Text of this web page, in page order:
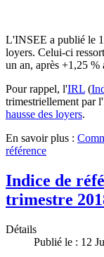
L'INSEE a publié le
loyers. Celui-ci
un an, après +1,25 %
Pour rappel, l'IRL (
trimestriellement par
hausse des loyers.
En savoir plus :
référence
Indice de
trimestre
Détails
Publié le : 12